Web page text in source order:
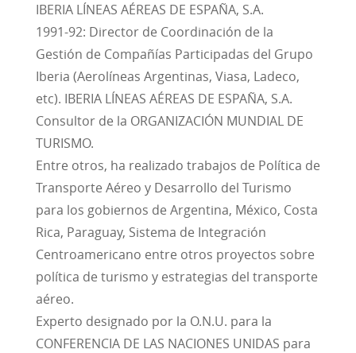
IBERIA LÍNEAS AÉREAS DE ESPAÑA, S.A.
1991-92: Director de Coordinación de la
Gestión de Compañías Participadas del Grupo
Iberia (Aerolíneas Argentinas, Viasa, Ladeco,
etc). IBERIA LÍNEAS AÉREAS DE ESPAÑA, S.A.
Consultor de la ORGANIZACIÓN MUNDIAL DE
TURISMO.
Entre otros, ha realizado trabajos de Política de
Transporte Aéreo y Desarrollo del Turismo
para los gobiernos de Argentina, México, Costa
Rica, Paraguay, Sistema de Integración
Centroamericano entre otros proyectos sobre
política de turismo y estrategias del transporte
aéreo.
Experto designado por la O.N.U. para la
CONFERENCIA DE LAS NACIONES UNIDAS para